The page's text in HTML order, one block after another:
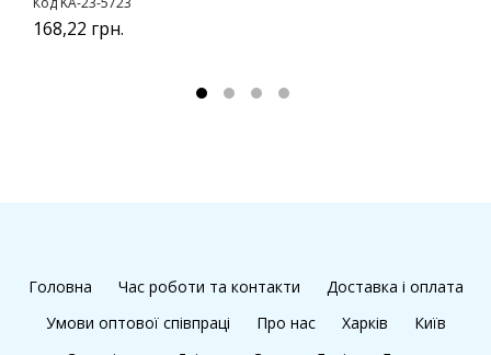
168,22 грн.
Головна Час роботи та контакти
Доставка і оплата
Умови оптової співпраці
Про нас Харків
Київ